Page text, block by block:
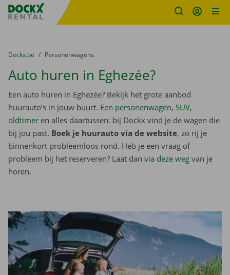
Fratello DEMO
U bevindt zich hier:
van
Dockx.be naar
Personenwagens
Auto huren in Eghezée?
Een auto huren in Eghezée? Bekijk het grote aanbod
huurauto’s in jouw buurt. Een personenwagen, SUV,
oldtimer en alles daartussen: bij Dockx vind je de wagen die
bij jou past. Boek je huurauto via de website, zo rij je
binnenkort probleemloos rond. Heb je een vraag of
probleem bij het reserveren? Laat dan via deze weg van je
horen.